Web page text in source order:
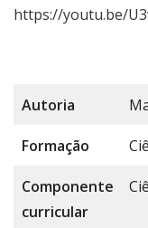
https://youtu.be/
Autoria
Formação
Componente
curricular